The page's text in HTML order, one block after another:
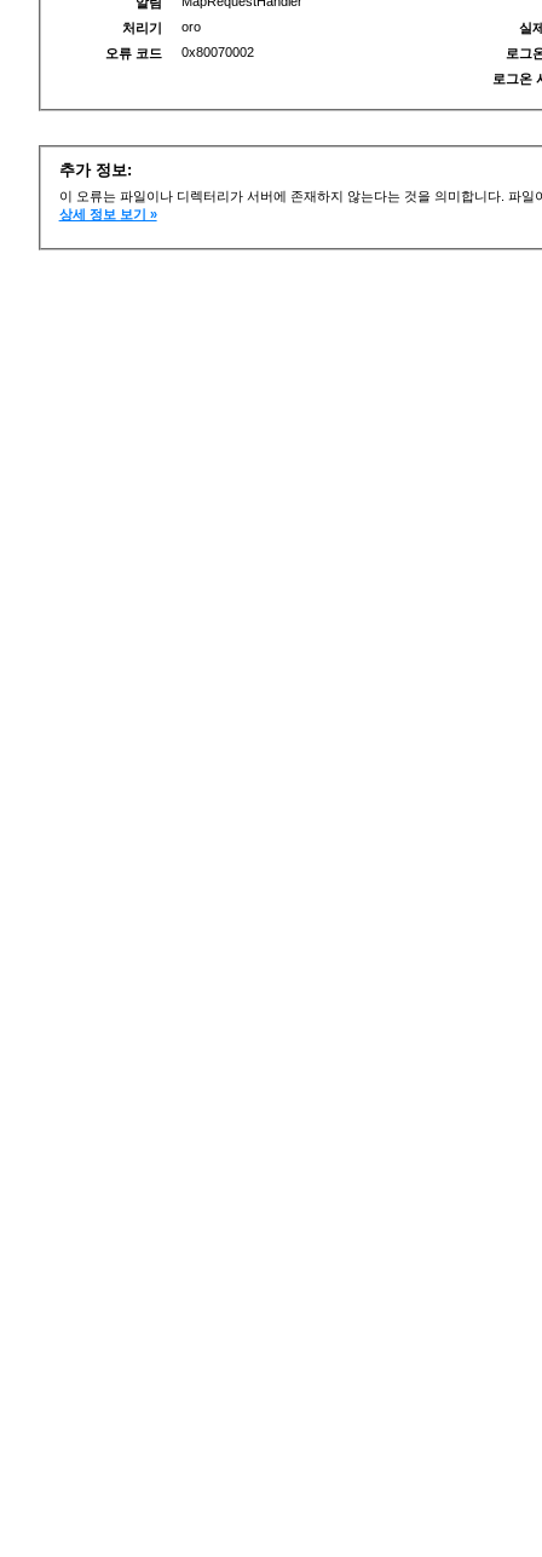
처리기
oro
오류 코드
0x80070002
실
로그
로그온
추가 정보:
이 오류는 파일이나 디렉터리가 서버에 존재하지 않는다는 것을 의미합니다. 파
상세 정보 보기 »